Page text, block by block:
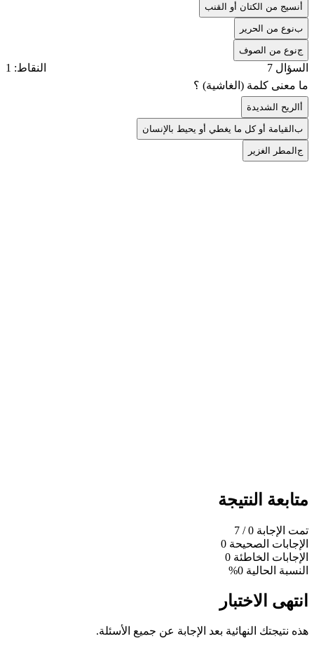
نسيج من الكتان أو القنب
بنوع من الحرير
جنوع من الصوف
السؤال 7
النقاط: 1
ما معنى كلمة (الغاشية) ؟
الريح الشديدة
بالقيامة أو كل ما يغطي أو يحيط بالإنسان
جالمطر الغزير
متابعة النتيجة
تمت الإجابة 0
/ 7
الإجابات الصحيحة 0
الإجابات الخاطئة 0
النسبة الحالية 0%
انتهى الاختبار
هذه نتيجتك النهائية بعد الإجابة عن جميع الأسئلة.